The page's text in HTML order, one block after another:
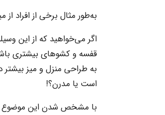
به‌طور مثال برخی از افراد
اگر می‌خواهید که از این
قفسه و کشوهای بیشتری
به طراحی منزل و میز بیشتر
است یا مدرن؟!
با مشخص شدن این موضوع در